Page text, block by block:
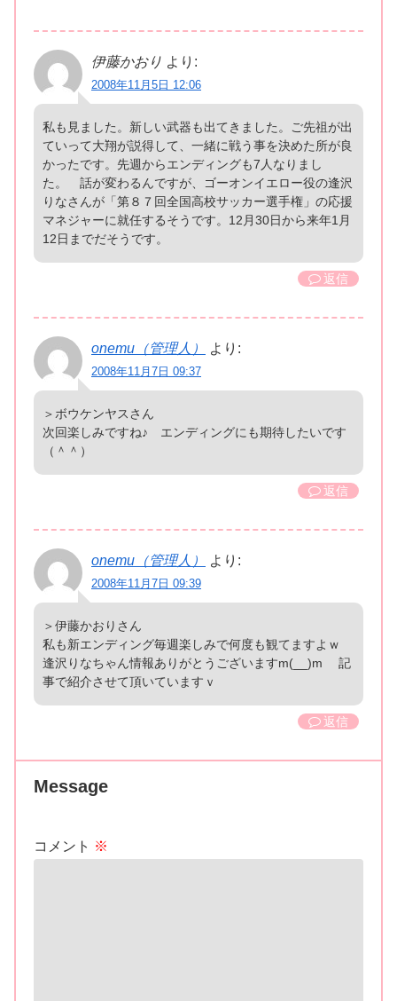
伊藤かおり より:
2008年11月5日 12:06
私も見ました。新しい武器も出てきました。ご先祖が出
ていって大翔が説得して、一緒に戦う事を決めた所が良
かったです。先週からエンディングも7人なりまし
た。 話が変わるんですが、ゴーオンイエロー役の逢沢
りなさんが「第８７回全国高校サッカー選手権」の応援
マネジャーに就任するそうです。12月30日から来年1月
12日までだそうです。
返信
onemu（管理人） より:
2008年11月7日 09:37
＞ボウケンヤスさん
次回楽しみですね♪ エンディングにも期待したいです
（＾＾）
返信
onemu（管理人） より:
2008年11月7日 09:39
＞伊藤かおりさん
私も新エンディング毎週楽しみで何度も観てますよｗ
逢沢りなちゃん情報ありがとうございますm(__)m 記
事で紹介させて頂いていますｖ
返信
Message
コメント ※